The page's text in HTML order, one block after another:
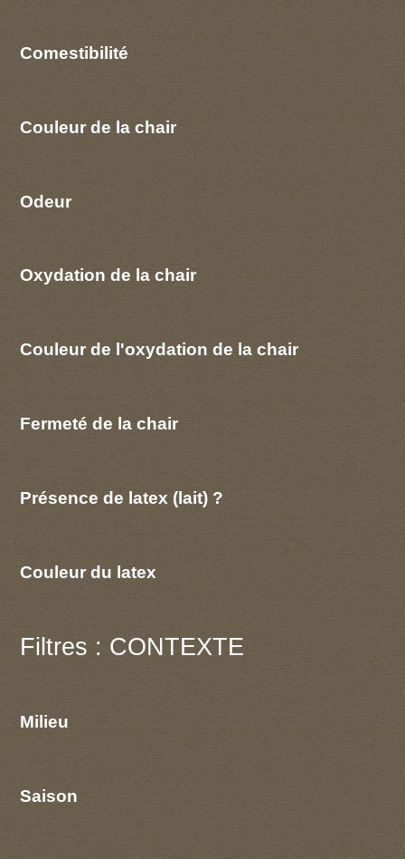
Comestibilité
Couleur de la chair
Odeur
Oxydation de la chair
Couleur de l'oxydation de la chair
Fermeté de la chair
Présence de latex (lait) ?
Couleur du latex
Filtres : CONTEXTE
Milieu
Saison